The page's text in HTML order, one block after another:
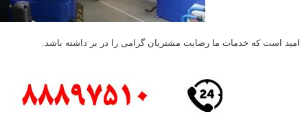
امید است که خدمات ما رضایت مشتریان گرامی را در بر داشته باشد.